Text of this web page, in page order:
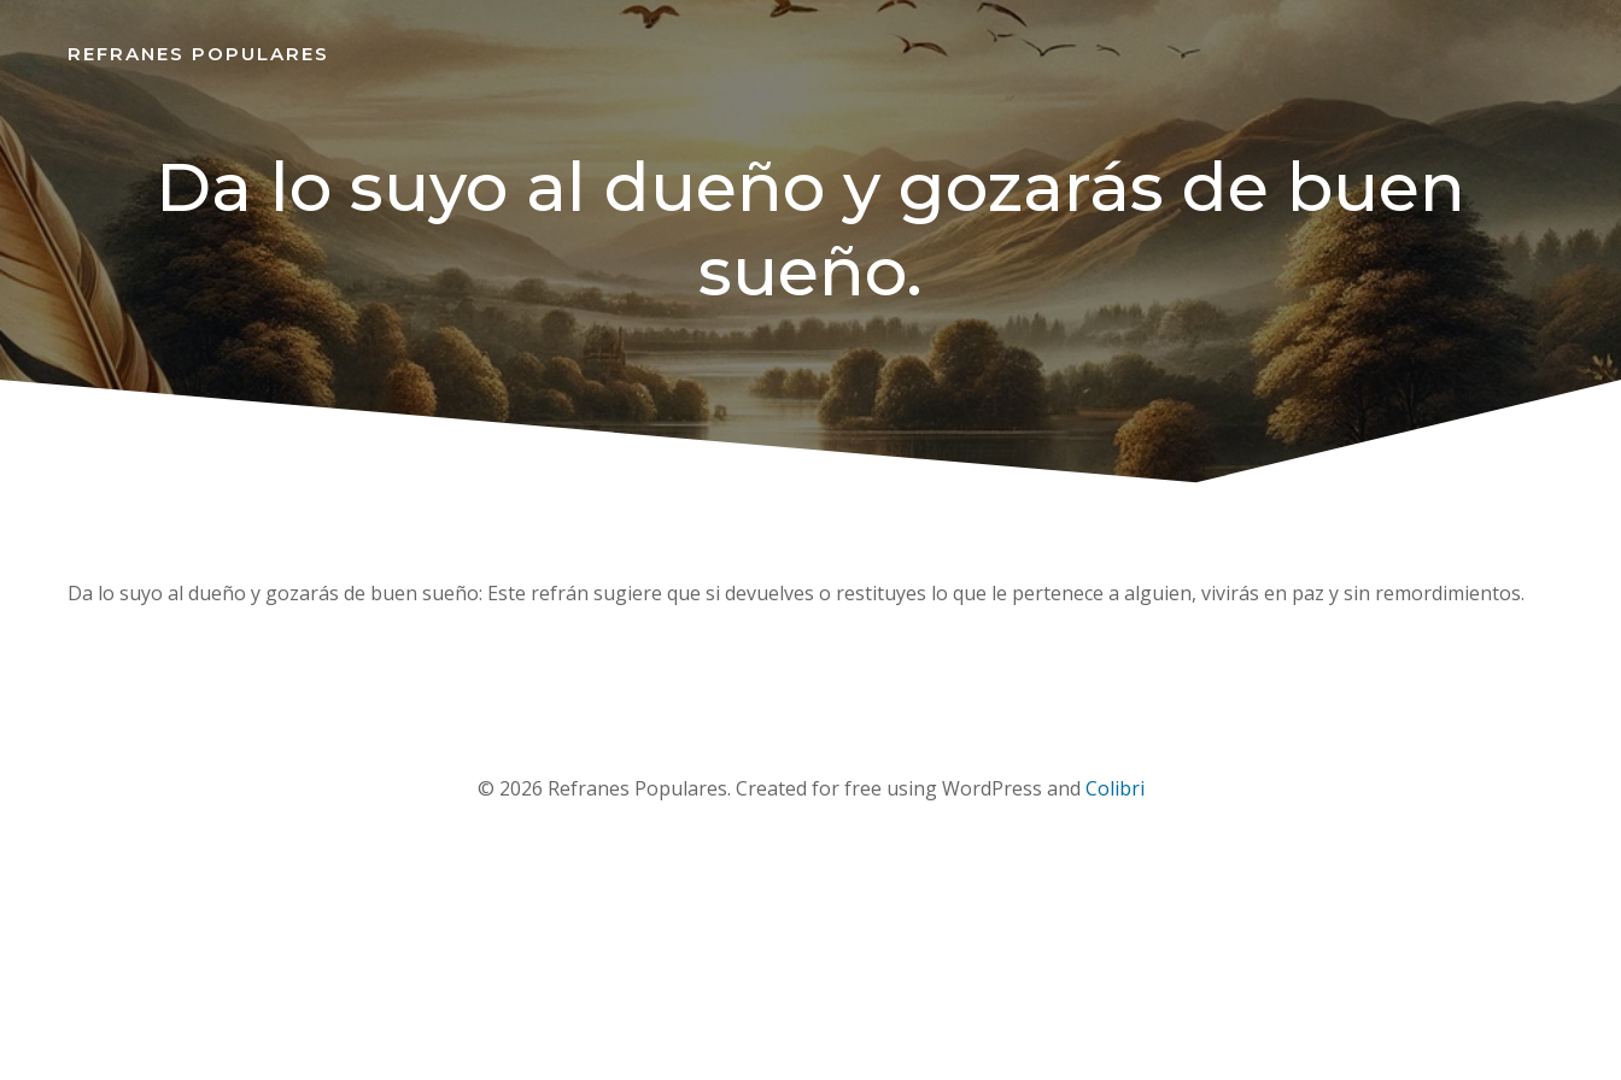
REFRANES POPULARES
Da lo suyo al dueño y gozarás de buen
sueño.
Da lo suyo al dueño y gozarás de buen sueño: Este refrán sugiere que si devuelves o restituyes lo que le pertenece a alguien, vivirás en paz y sin remordimientos.
© 2026 Refranes Populares. Created for free using WordPress and Colibri